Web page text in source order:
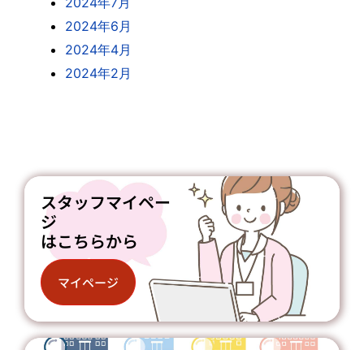
2024年6月
2024年4月
2024年2月
スタッフマイペー
ジ
はこちらから
マイページ